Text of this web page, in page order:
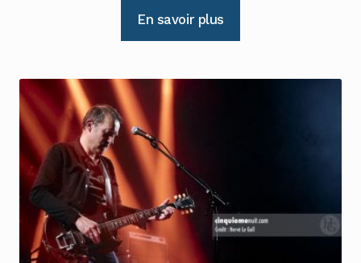
En savoir plus